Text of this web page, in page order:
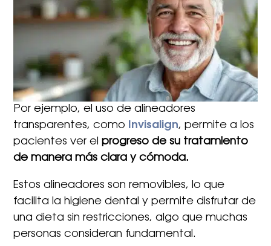
Por ejemplo, el uso de alineadores
transparentes, como Invisalign, permite a los
pacientes ver el progreso de su tratamiento
de manera más clara y cómoda.
Estos alineadores son removibles, lo que
facilita la higiene dental y permite disfrutar de
una dieta sin restricciones, algo que muchas
personas consideran fundamental.